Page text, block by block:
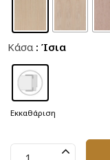
Κάσα : Ίσια
Εκκαθάριση
Πόρτα